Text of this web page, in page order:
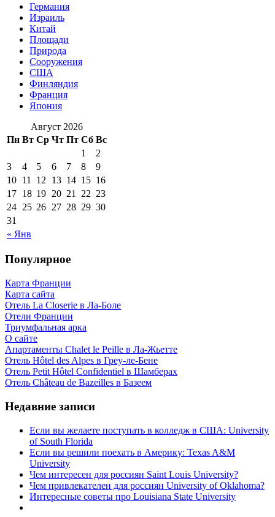
Германия
Израиль
Китай
Площади
Природа
Сооружения
США
Финляндия
Франция
Япония
Август 2026
Пн Вт Ср Чт Пт Сб Вс
« Янв
1
2
3
4 5 6 7 8
9
10 11 12 13 14 15 16
17 18 19 20 21 22 23
24 25 26 27 28 29 30
31
Популярное
Карта Франции
Карта сайта
Отель La Closerie в Ла-Боле
Отели Франции
Триумфальная арка
О сайте
Апартаменты Chalet le Peille в Ла-Жьетте
Отель Hôtel des Alpes в Греу-ле-Бене
Отель Petit Hôtel Confidentiel в Шамберах
Отель Château de Bazeilles в Базеем
Недавние записи
Если вы желаете поступать в колледж в США: University
of South Florida
Если вы решили поехать в Америку: Texas A&M
University
Чем интересен для россиян Saint Louis University?
Чем привлекателен для россиян University of Oklahoma?
Интересные советы про Louisiana State University